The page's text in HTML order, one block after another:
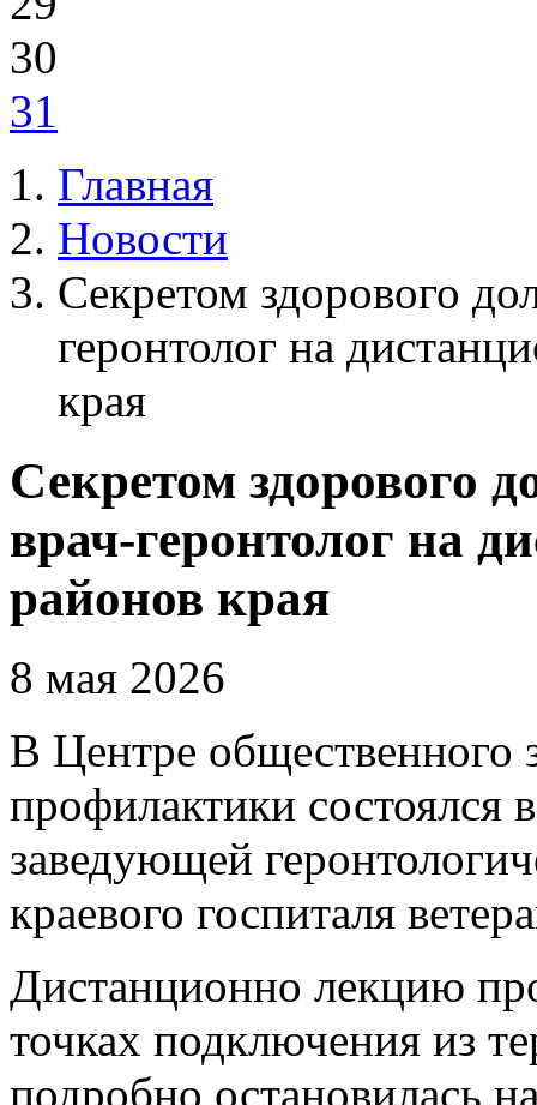
30
31
Главная
Новости
Секретом здорового
геронтолог на
края
Секретом здорового
врач-геронтолог на
районов края
8 мая 2026
В Центре общественного
профилактики состоялся
заведующей
краевого госпиталя
Дистанционно лекцию
точках подключения из
подробно остановилась